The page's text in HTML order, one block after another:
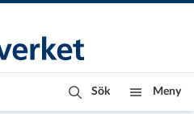
Sök Meny